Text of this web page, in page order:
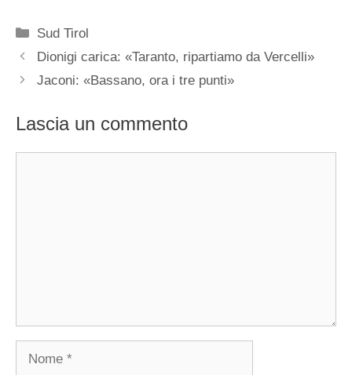
Categorie
Sud Tirol
Dionigi carica: «Taranto, ripartiamo da Vercelli»
Jaconi: «Bassano, ora i tre punti»
Lascia un commento
Nome